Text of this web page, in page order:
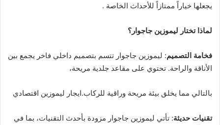
يجعلها خياراً ممتازاً للأحداث الخاصة .
لماذا تختار ليموزين جاجوار؟
فخامة التصميم: ليموزين جاجوار تتسم بتصميم داخلي فاخر يجمع بين
الأناقة والراحة. تحتوي على مقاعد جلدية مريحة،
بالتالي مما يخلق بيئة مريحة وراقية للركاب.ايجار ليموزين اقتصادي
تقنيات حديثة: تأتي ليموزين جاجوار مزودة بأحدث التقنيات، بما في